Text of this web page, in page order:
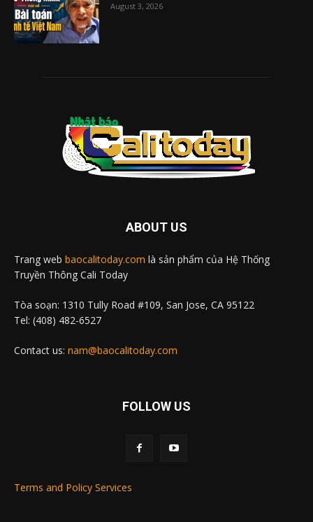
August 3, 2026
ABOUT US
Trang web baocalitoday.com là sản phẩm của Hệ Thống
Truyền Thông Cali Today
Tòa soạn: 1310 Tully Road #109, San Jose, CA 95122
Tel: (408) 482-6527
Contact us: nam@baocalitoday.com
FOLLOW US
Terms and Policy Services